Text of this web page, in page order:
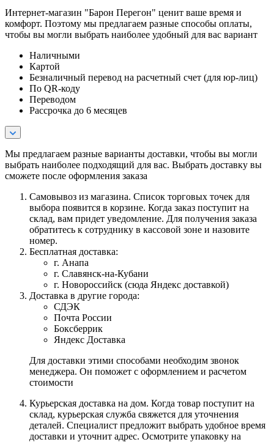
Интернет-магазин "Барон Перегон" ценит ваше время и
комфорт. Поэтому мы предлагаем разные способы оплаты,
чтобы вы могли выбрать наиболее удобный для вас вариант
Наличными
Картой
Безналичный перевод на расчетный счет (для юр-лиц)
По QR-коду
Переводом
Рассрочка до 6 месяцев
Мы предлагаем разные варианты доставки, чтобы вы могли
выбрать наиболее подходящий для вас. Выбрать доставку вы
сможете после оформления заказа
Самовывоз из магазина. Список торговых точек для
выбора появится в корзине. Когда заказ поступит на
склад, вам придет уведомление. Для получения заказа
обратитесь к сотруднику в кассовой зоне и назовите
номер.
Бесплатная доставка:
г. Анапа
г. Славянск-на-Кубани
г. Новороссийск (сюда Яндекс доставкой)
Доставка в другие города:
СДЭК
Почта России
Боксберрик
Яндекс Доставка
Для доставки этими способами необходим звонок
менеджера. Он поможет с оформлением и расчетом
стоимости
Курьерская доставка на дом. Когда товар поступит на
склад, курьерская служба свяжется для уточнения
деталей. Специалист предложит выбрать удобное время
доставки и уточнит адрес. Осмотрите упаковку на